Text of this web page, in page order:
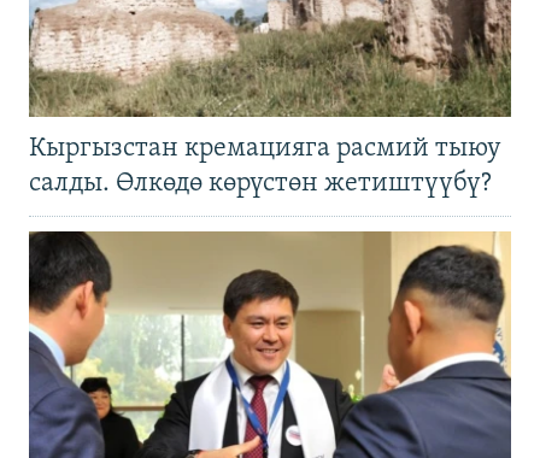
Кыргызстан кремацияга расмий тыюу
салды. Өлкөдө көрүстөн жетиштүүбү?